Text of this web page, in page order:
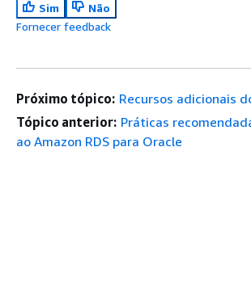
Sim
Não
Fornecer feedback
Próximo tópico: Recursos adicionais
Tópico anterior: Práticas
ao Amazon RDS para Oracle